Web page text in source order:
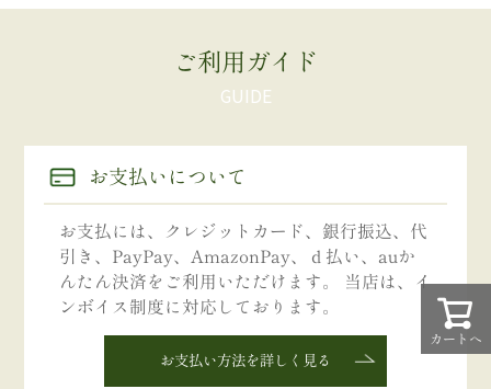
カートへ
ご利用ガイド
お支払いについて
お支払には、クレジットカード、銀行振込、代
引き、PayPay、AmazonPay、ｄ払い、auか
んたん決済をご利用いただけます。 当店は、イ
ンボイス制度に対応しております。
お支払い方法を詳しく見る